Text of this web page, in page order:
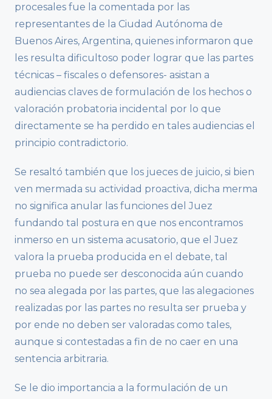
procesales fue la comentada por las
representantes de la Ciudad Autónoma de
Buenos Aires, Argentina, quienes informaron que
les resulta dificultoso poder lograr que las partes
técnicas – fiscales o defensores- asistan a
audiencias claves de formulación de los hechos o
valoración probatoria incidental por lo que
directamente se ha perdido en tales audiencias el
principio contradictorio.
Se resaltó también que los jueces de juicio, si bien
ven mermada su actividad proactiva, dicha merma
no significa anular las funciones del Juez
fundando tal postura en que nos encontramos
inmerso en un sistema acusatorio, que el Juez
valora la prueba producida en el debate, tal
prueba no puede ser desconocida aún cuando
no sea alegada por las partes, que las alegaciones
realizadas por las partes no resulta ser prueba y
por ende no deben ser valoradas como tales,
aunque si contestadas a fin de no caer en una
sentencia arbitraria.
Se le dio importancia a la formulación de un